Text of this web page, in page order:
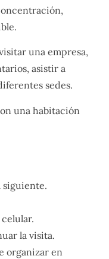
una empresa,
asistir a
sedes.
una habitación
siguiente.
la visita.
organizar en